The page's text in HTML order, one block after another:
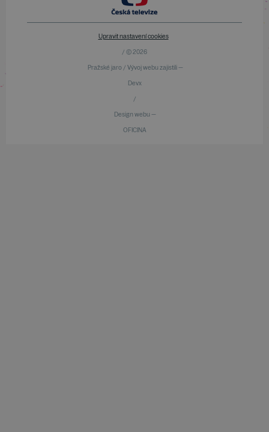
Upravit nastavení cookies
/ © 2026
Pražské jaro / Vývoj webu zajistili —
Devx
/
Design webu —
OFICINA